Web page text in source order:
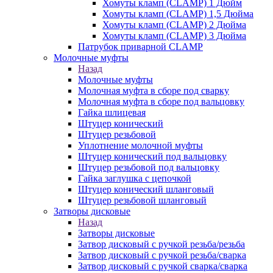
Хомуты кламп (CLAMP) 1 Дюйм
Хомуты кламп (CLAMP) 1,5 Дюйма
Хомуты кламп (CLAMP) 2 Дюйма
Хомуты кламп (CLAMP) 3 Дюйма
Патрубок приварной CLAMP
Молочные муфты
Назад
Молочные муфты
Молочная муфта в сборе под сварку
Молочная муфта в сборе под вальцовку
Гайка шлицевая
Штуцер конический
Штуцер резьбовой
Уплотнение молочной муфты
Штуцер конический под вальцовку
Штуцер резьбовой под вальцовку
Гайка заглушка с цепочкой
Штуцер конический шланговый
Штуцер резьбовой шланговый
Затворы дисковые
Назад
Затворы дисковые
Затвор дисковый с ручкой резьба/резьба
Затвор дисковый с ручкой резьба/сварка
Затвор дисковый с ручкой сварка/сварка